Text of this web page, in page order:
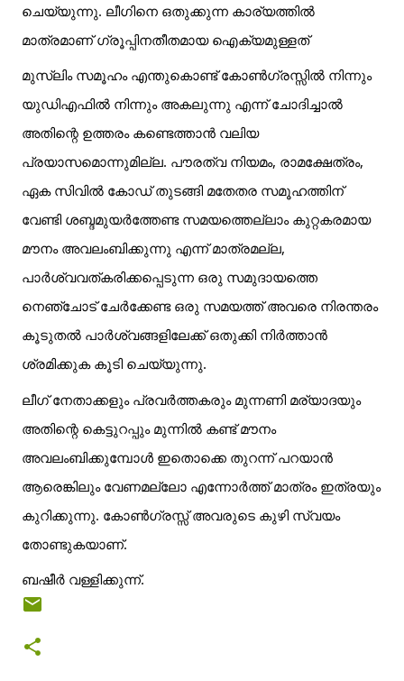
ചെയ്യുന്നു. ലീഗിനെ ഒതുക്കുന്ന കാര്യത്തിൽ
മാത്രമാണ് ഗ്രൂപ്പിനതീതമായ ഐക്യമുള്ളത്
മുസ്‌ലിം സമൂഹം എന്തുകൊണ്ട് കോൺഗ്രസ്സിൽ നിന്നും
യുഡിഎഫിൽ നിന്നും അകലുന്നു എന്ന് ചോദിച്ചാൽ
അതിന്റെ ഉത്തരം കണ്ടെത്താൻ വലിയ
പ്രയാസമൊന്നുമില്ല. പൗരത്വ നിയമം, രാമക്ഷേത്രം,
ഏക സിവിൽ കോഡ് തുടങ്ങി മതേതര സമൂഹത്തിന്
വേണ്ടി ശബ്ദമുയർത്തേണ്ട സമയത്തെല്ലാം കുറ്റകരമായ
മൗനം അവലംബിക്കുന്നു എന്ന് മാത്രമല്ല,
പാർശ്വവത്കരിക്കപ്പെടുന്ന ഒരു സമുദായത്തെ
നെഞ്ചോട് ചേർക്കേണ്ട ഒരു സമയത്ത് അവരെ നിരന്തരം
കൂടുതൽ പാർശ്വങ്ങളിലേക്ക് ഒതുക്കി നിർത്താൻ
ശ്രമിക്കുക കൂടി ചെയ്യുന്നു.
ലീഗ് നേതാക്കളും പ്രവർത്തകരും മുന്നണി മര്യാദയും
അതിന്റെ കെട്ടുറപ്പും മുന്നിൽ കണ്ട് മൗനം
അവലംബിക്കുമ്പോൾ ഇതൊക്കെ തുറന്ന് പറയാൻ
ആരെങ്കിലും വേണമല്ലോ എന്നോർത്ത് മാത്രം ഇത്രയും
കുറിക്കുന്നു. കോൺഗ്രസ്സ് അവരുടെ കുഴി സ്വയം
തോണ്ടുകയാണ്.
ബഷീർ വള്ളിക്കുന്ന്.